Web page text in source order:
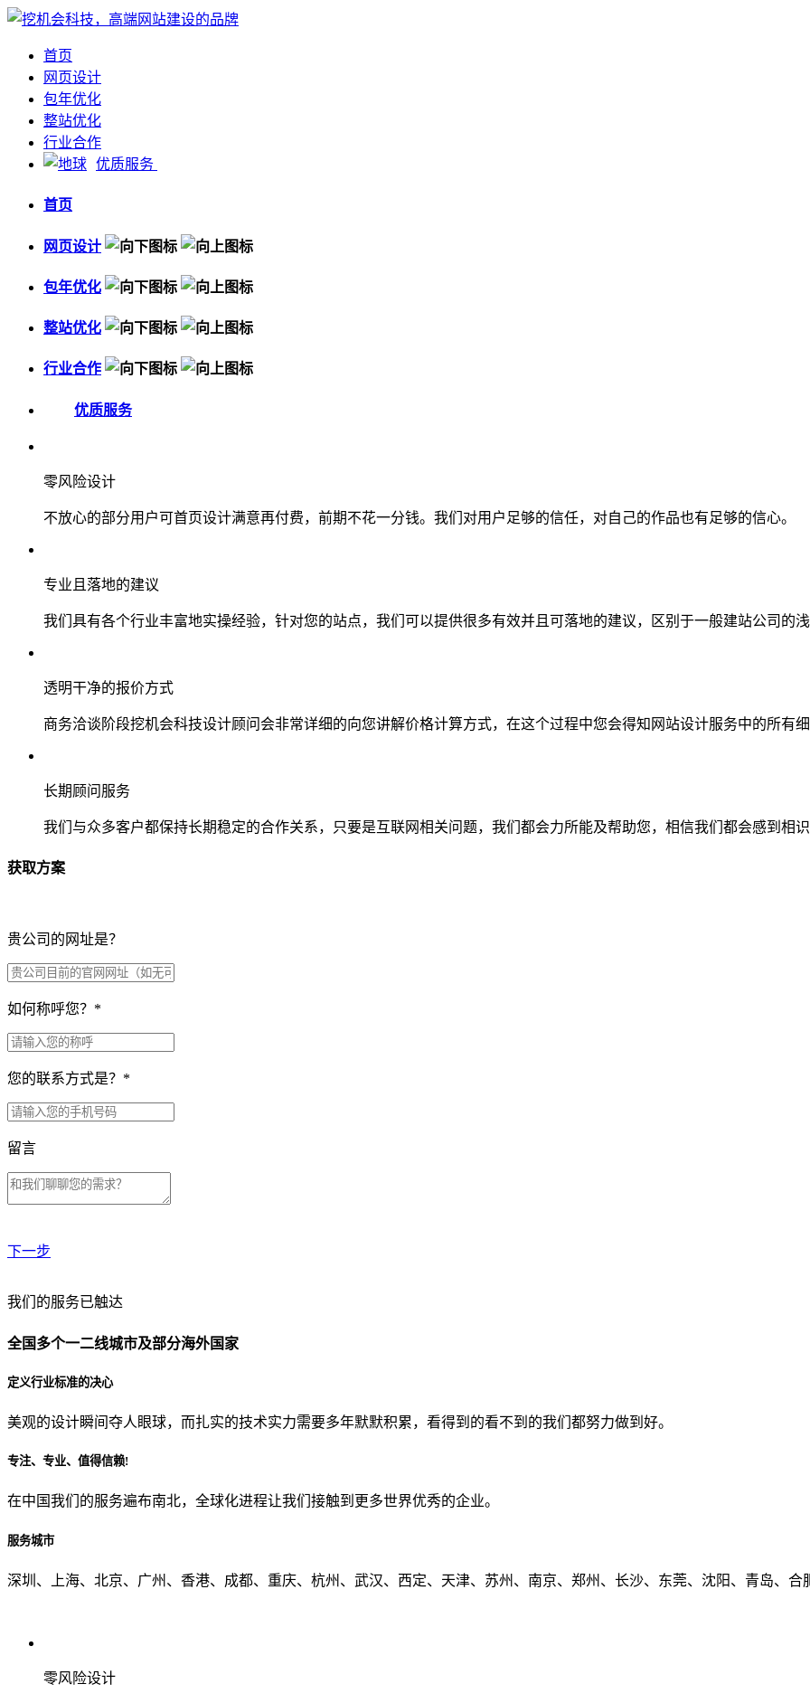
首页
网页设计
包年优化
整站优化
行业合作
优质服务
首页
网页设计
包年优化
整站优化
行业合作
优质服务
零风险设计
不放心的部分用户可首页设计满意再付费，前期不花一分钱。我们对用户足够的信任，对自己的作品也有足够的信心。
专业且落地的建议
我们具有各个行业丰富地实操经验，针对您的站点，我们可以提供很多有效并且可落地的建议，区别于一般建站公司的
透明干净的报价方式
商务洽谈阶段挖机会科技设计顾问会非常详细的向您讲解价格计算方式，在这个过程中您会得知网站设计服务中的所有
长期顾问服务
我们与众多客户都保持长期稳定的合作关系，只要是互联网相关问题，我们都会力所能及帮助您，相信我们都会感到相
获取方案
贵公司的网址是？
如何称呼您？ *
您的联系方式是？ *
留言
下一步
贵公司预算范围是？
贵公司的团队规模是？
从哪里了解到我们？
我们的服务已触达
全国多个一二线城市及部分海外国家
定义行业标准的决心
美观的设计瞬间夺人眼球，而扎实的技术实力需要多年默默积累，看得到的看不到的我们都努力做到好。
专注、专业、值得信赖!
在中国我们的服务遍布南北，全球化进程让我们接触到更多世界优秀的企业。
服务城市
深圳、上海、北京、广州、香港、成都、重庆、杭州、武汉、西定、天津、苏州、南京、郑州、长沙、东莞、沈阳、青岛、合
零风险设计